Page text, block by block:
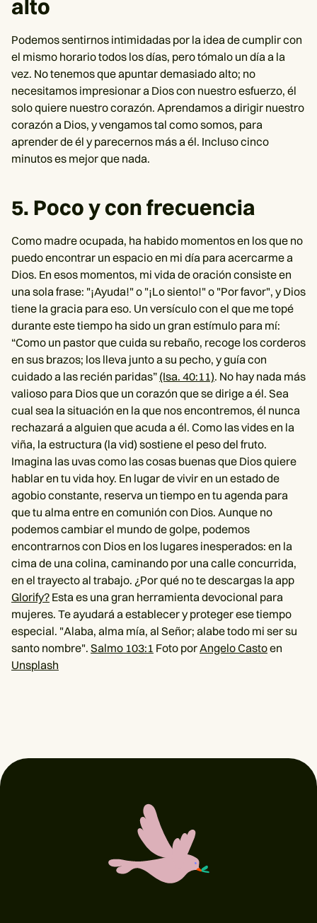
alto
Podemos sentirnos intimidadas por la idea de cumplir con
el mismo horario todos los días, pero tómalo un día a la
vez. No tenemos que apuntar demasiado alto; no
necesitamos impresionar a Dios con nuestro esfuerzo, él
solo quiere nuestro corazón. Aprendamos a dirigir nuestro
corazón a Dios, y vengamos tal como somos, para
aprender de él y parecernos más a él. Incluso cinco
minutos es mejor que nada.
5. Poco y con frecuencia
Como madre ocupada, ha habido momentos en los que no
puedo encontrar un espacio en mi día para acercarme a
Dios. En esos momentos, mi vida de oración consiste en
una sola frase: "¡Ayuda!" o "¡Lo siento!" o "Por favor", y Dios
tiene la gracia para eso. Un versículo con el que me topé
durante este tiempo ha sido un gran estímulo para mí:
“Como un pastor que cuida su rebaño, recoge los corderos
en sus brazos; los lleva junto a su pecho, y guía con
cuidado a las recién paridas” (Isa. 40:11). No hay nada más
valioso para Dios que un corazón que se dirige a él. Sea
cual sea la situación en la que nos encontremos, él nunca
rechazará a alguien que acuda a él. Como las vides en la
viña, la estructura (la vid) sostiene el peso del fruto.
Imagina las uvas como las cosas buenas que Dios quiere
hablar en tu vida hoy. En lugar de vivir en un estado de
agobio constante, reserva un tiempo en tu agenda para
que tu alma entre en comunión con Dios. Aunque no
podemos cambiar el mundo de golpe, podemos
encontrarnos con Dios en los lugares inesperados: en la
cima de una colina, caminando por una calle concurrida,
en el trayecto al trabajo. ¿Por qué no te descargas la app
Glorify? Esta es una gran herramienta devocional para
mujeres. Te ayudará a establecer y proteger ese tiempo
especial. "Alaba, alma mía, al Señor; alabe todo mi ser su
santo nombre". Salmo 103:1 Foto porAngelo Castoen
Unsplash